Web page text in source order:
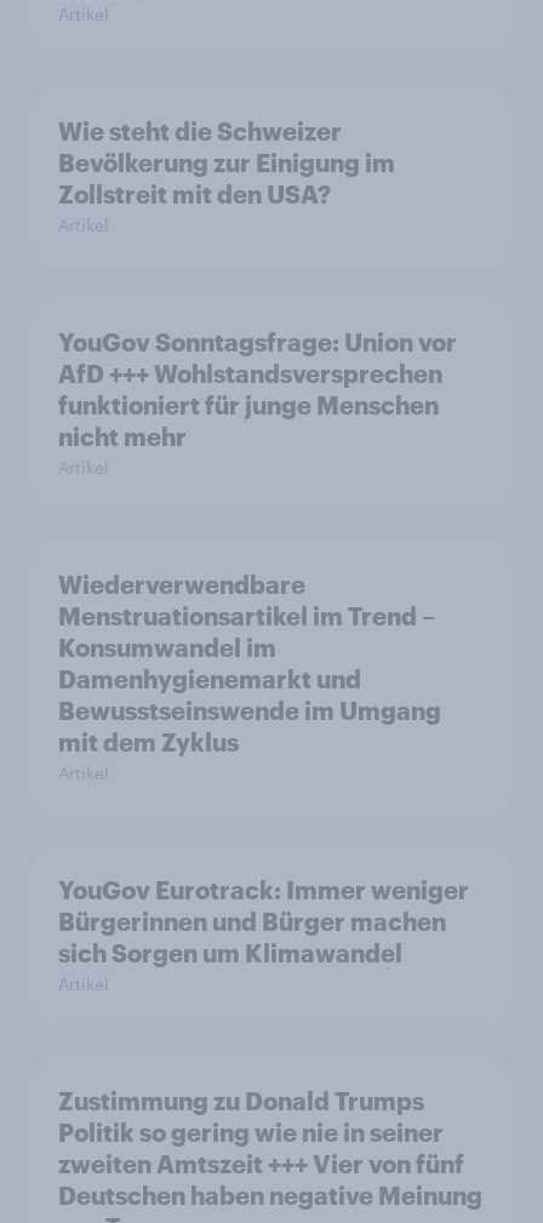
Artikel
Wie steht die Schweizer
Bevölkerung zur Einigung im
Zollstreit mit den USA?
Artikel
YouGov Sonntagsfrage: Union vor
AfD +++ Wohlstandsversprechen
funktioniert für junge Menschen
nicht mehr
Artikel
Wiederverwendbare
Menstruationsartikel im Trend –
Konsumwandel im
Damenhygienemarkt und
Bewusstseinswende im Umgang
mit dem Zyklus
Artikel
YouGov Eurotrack: Immer weniger
Bürgerinnen und Bürger machen
sich Sorgen um Klimawandel
Artikel
Zustimmung zu Donald Trumps
Politik so gering wie nie in seiner
zweiten Amtszeit +++ Vier von fünf
Deutschen haben negative Meinung